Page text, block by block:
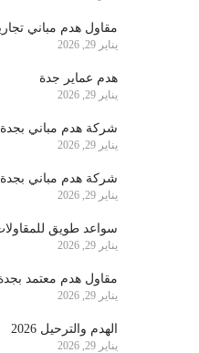
مقاول هدم مباني
يناير 29, 2026
هدم عماير جدة
يناير 29, 2026
شركة هدم مباني بجدة
يناير 29, 2026
شركة هدم مباني بجدة
يناير 29, 2026
سواعد طويق
يناير 29, 2026
مقاول هدم معتمد
يناير 29, 2026
الهدم والترحيل 2026
يناير 29, 2026